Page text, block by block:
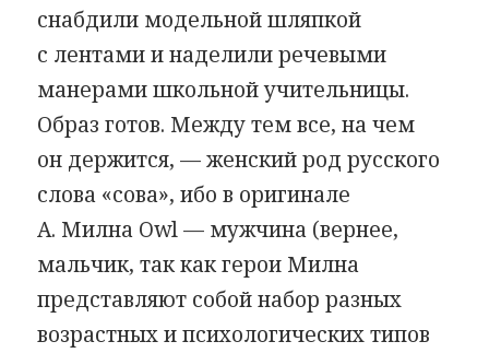
снабдили модельной шляпкой
с лентами и наделили речевыми
манерами школьной учительницы.
Образ готов. Между тем все, на чем
он держится, — женский род русского
слова «сова», ибо в оригинале
А. Милна Owl — мужчина (вернее,
мальчик, так как герои Милна
представляют собой набор разных
возрастных и психологических типов